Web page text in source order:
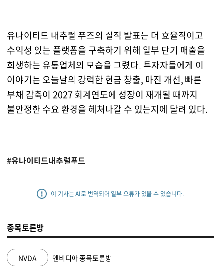
유나이티드 내추럴 푸즈의 실적 발표는 더 효율적이고
수익성 있는 플랫폼을 구축하기 위해 일부 단기 매출을
희생하는 유통업체의 모습을 그렸다. 투자자들에게 이
이야기는 오늘날의 강력한 현금 창출, 마진 개선, 빠른
부채 감축이 2027 회계연도에 성장이 재개될 때까지
불안정한 수요 환경을 헤쳐나갈 수 있는지에 달려 있다.
#유나이티드내추럴푸드
이 기사는 AI로 번역되어 일부 오류가 있을 수 있습니다.
종목토론방
NVDA 엔비디아 종목토론방